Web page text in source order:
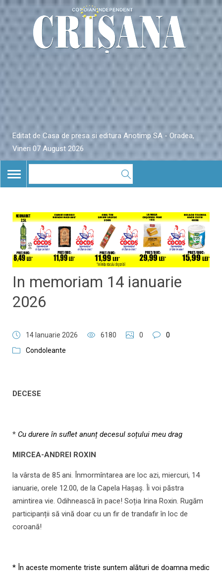
Editat de Casa de presa si editura Anotimp SA - Oradea,
Vineri 07 August 2026
TOGGLE
NAVIGATION
In memoriam 14 ianuarie
2026
14 Ianuarie 2026 6180 0
0
Condoleante
DECESE
* Cu durere în suflet anunț decesul soțului meu drag
MIRCEA-ANDREI ROXIN
la vârsta de 85 ani. Înmormîntarea are loc azi, miercuri, 14
ianuarie, orele 12.00, de la Capela Hașaș. Îi voi păstra
amintirea vie. Odihnească în pace! Soția Irina Roxin. Rugăm
participanții să vină doar cu un fir de trandafir în loc de
coroană!
* În aceste momente triste suntem alături de doamna medic